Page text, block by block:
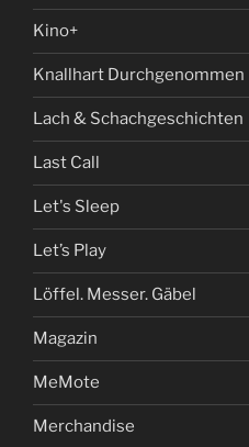
Kino+
Knallhart Durchgenommen
Lach & Schachgeschichten
Last Call
Let's Sleep
Let’s Play
Löffel. Messer. Gäbel
Magazin
MeMote
Merchandise